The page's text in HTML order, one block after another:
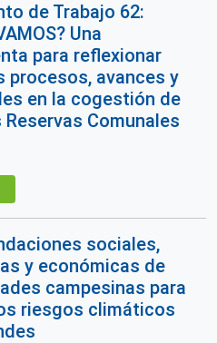
de Trabajo 62:
Una
para reflexionar
procesos, avances y
en la cogestión de
Comunales
sociales,
y económicas de
campesinas para
riesgos climáticos